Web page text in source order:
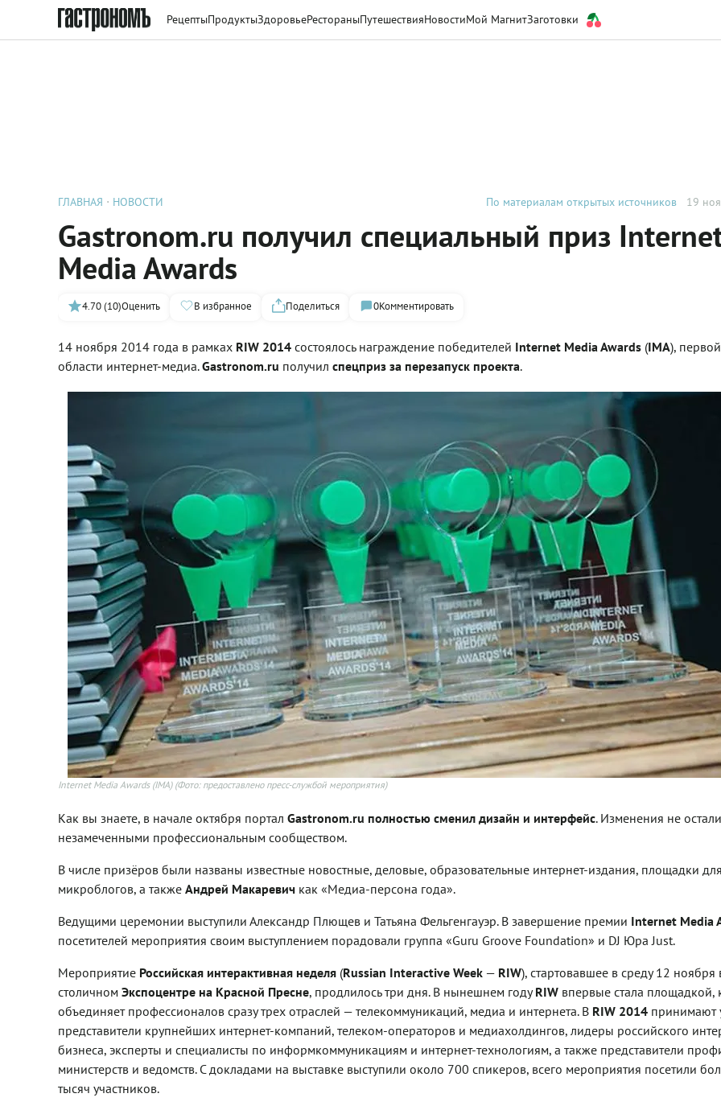
РецептыПродуктыЗдоровьеРестораныПутешествияНовостиМой МагнитЗаготовки
ГЛАВНАЯ НОВОСТИ По материалам открытых источников 19
Gastronom.ru получил специальный приз
Media Awards
4.70 (10)Оценить В избранное Поделиться 0Комментировать
14 ноября 2014 года в рамках RIW 2014 состоялось награждение победителей Internet Media Awards (IMA),
области интернет-медиа.Gastronom.ru получил спецприз за перезапуск проекта.
Internet Media Awards (IMA)(Фото: предоставлено пресс-службой мероприятия)
Как вы знаете, в начале октября портал Gastronom.ru полностью сменил дизайн и интерфейс. Изменения не
незамеченными профессиональным сообществом.
В числе призёров были названы известные новостные, деловые, образовательные интернет-издания, площадки
микроблогов, а также Андрей Макаревич как «Медиа-персона года».
Ведущими церемонии выступили Александр Плющев и Татьяна Фельгенгауэр. В завершение премии Internet Media
посетителей мероприятия своим выступлением порадовали группа «Guru Groove Foundation» и DJ Юра Just.
Мероприятие Российская интерактивная неделя (Russian Interactive Week — RIW), стартовавшее в среду 12 ноября
столичном Экспоцентре на Красной Пресне, продлилось три дня. В нынешнем годуRIW впервые стала площадкой,
объединяет профессионалов сразу трех отраслей — телекоммуникаций, медиа и интернета. В RIW 2014 принимают
представители крупнейших интернет-компаний, телеком-операторов и медиахолдингов, лидеры российского
бизнеса, эксперты и специалисты по информкоммуникациям и интернет-технологиям, а также представители
министерств и ведомств. С докладами на выставке выступили около 700 спикеров, всего мероприятия посетили
тысяч участников.